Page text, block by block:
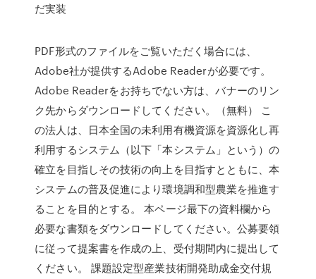
だ実装
PDF形式のファイルをご覧いただく場合には、
Adobe社が提供するAdobe Readerが必要です。
Adobe Readerをお持ちでない方は、バナーのリン
ク先からダウンロードしてください。（無料） こ
の法人は、日本全国の未利用有機資源を資源化し再
利用するシステム（以下「本システム」という）の
確立を目指しその技術の向上を目指すとともに、本
システムの普及促進により環境調和型農業を推進す
ることを目的とする。 本ページ最下の資料欄から
必要な書類をダウンロードしてください。公募要領
に従って提案書を作成の上、受付期間内に提出して
ください。 課題設定型産業技術開発助成金交付規